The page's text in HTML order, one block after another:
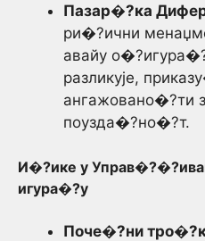
Пазар�?ка
ри�?ични
авайу
разликује,
ангажовано�?ти
поузда�?но�?т.
И�?ике у
игура�?у
Поче�?ни